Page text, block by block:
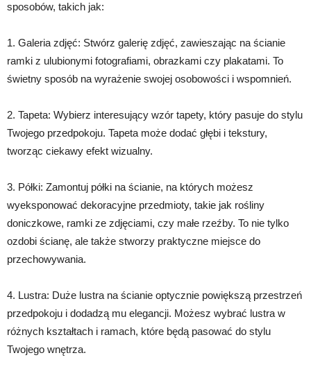
sposobów, takich jak:
1. Galeria zdjęć: Stwórz galerię zdjęć, zawieszając na ścianie
ramki z ulubionymi fotografiami, obrazkami czy plakatami. To
świetny sposób na wyrażenie swojej osobowości i wspomnień.
2. Tapeta: Wybierz interesujący wzór tapety, który pasuje do stylu
Twojego przedpokoju. Tapeta może dodać głębi i tekstury,
tworząc ciekawy efekt wizualny.
3. Półki: Zamontuj półki na ścianie, na których możesz
wyeksponować dekoracyjne przedmioty, takie jak rośliny
doniczkowe, ramki ze zdjęciami, czy małe rzeźby. To nie tylko
ozdobi ścianę, ale także stworzy praktyczne miejsce do
przechowywania.
4. Lustra: Duże lustra na ścianie optycznie powiększą przestrzeń
przedpokoju i dodadzą mu elegancji. Możesz wybrać lustra w
różnych kształtach i ramach, które będą pasować do stylu
Twojego wnętrza.